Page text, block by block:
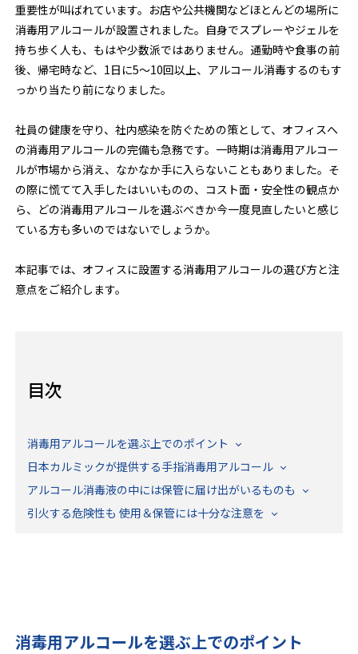
重要性が叫ばれています。お店や公共機関などほとんどの場所に
消毒用アルコールが設置されました。自身でスプレーやジェルを
持ち歩く人も、もはや少数派ではありません。通勤時や食事の前
後、帰宅時など、1日に5～10回以上、アルコール消毒するのもす
っかり当たり前になりました。
社員の健康を守り、社内感染を防ぐための策として、オフィスへ
の消毒用アルコールの完備も急務です。一時期は消毒用アルコー
ルが市場から消え、なかなか手に入らないこともありました。そ
の際に慌てて入手したはいいものの、コスト面・安全性の観点か
ら、どの消毒用アルコールを選ぶべきか今一度見直したいと感じ
ている方も多いのではないでしょうか。
本記事では、オフィスに設置する消毒用アルコールの選び方と注
意点をご紹介します。
目次
消毒用アルコールを選ぶ上でのポイント
日本カルミックが提供する手指消毒用アルコール
アルコール消毒液の中には保管に届け出がいるものも
引火する危険性も 使用＆保管には十分な注意を
消毒用アルコールを選ぶ上でのポイント